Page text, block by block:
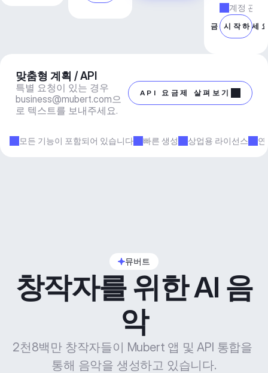
계정 관리
지금 시작하세
맞춤형 계획 / API
business@mubert.com으
로 텍스트를 보내주세요.
API 요금제 살펴보기
모든 기능이 포함되어 있습니다 빠른 생성 상업용 라이선스
뮤버트
창작자를 위한 AI 음
악
2천8백만 창작자들이 Mubert 앱 및 API 통합을
통해 음악을 생성하고 있습니다.